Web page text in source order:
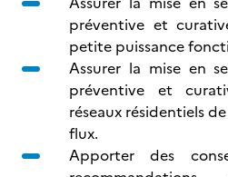
préventive et
petite puissance
Assurer la mise en
préventive et
réseaux résidentiels
flux.
Apporter des